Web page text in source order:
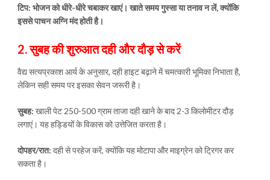
टिप: भोजन को धीरे-धीरे चबाकर खाएं। खाते समय गुस्सा या तनाव न लें, क्योंकि
इससे पाचन अग्नि मंद होती है।
2. सुबह की शुरुआत दही और दौड़ से करें
वैद्य सत्यप्रकाश आर्य के अनुसार, दही हाइट बढ़ाने में चमत्कारी भूमिका निभाता है,
लेकिन सही समय पर इसका सेवन जरूरी है।
सुबह: खाली पेट 250-500 ग्राम ताजा दही खाने के बाद 2-3 किलोमीटर दौड़
लगाएं। यह हड्डियों के विकास को उत्तेजित करता है।
दोपहर/रात: दही से परहेज करें, क्योंकि यह मोटापा और माइग्रेन को ट्रिगर कर
सकता है।